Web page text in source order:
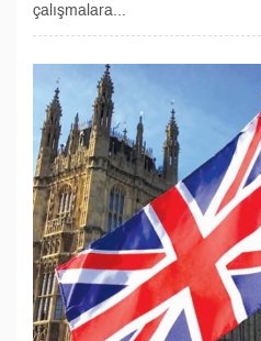
çalışmalara...